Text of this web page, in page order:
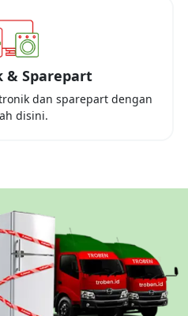
& Sparepart
dan sparepart dengan
disini.